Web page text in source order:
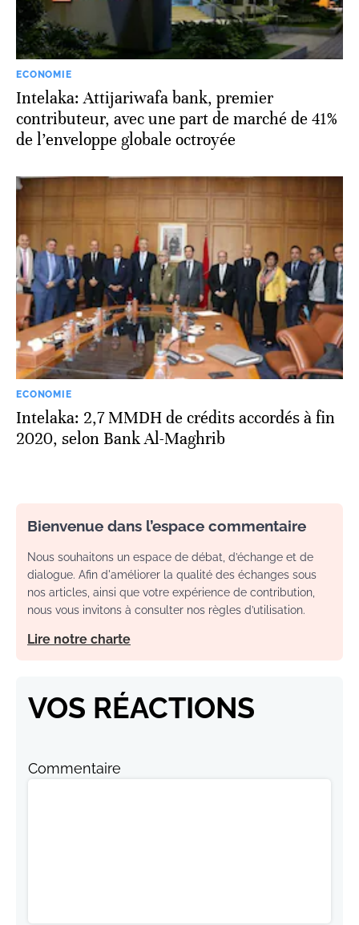
ECONOMIE
Intelaka: Attijariwafa bank, premier
contributeur, avec une part de marché de 41%
de l’enveloppe globale octroyée
ECONOMIE
Intelaka: 2,7 MMDH de crédits accordés à fin
2020, selon Bank Al-Maghrib
Bienvenue dans l’espace commentaire
Nous souhaitons un espace de débat, d’échange et de
dialogue. Afin d'améliorer la qualité des échanges sous
nos articles, ainsi que votre expérience de contribution,
nous vous invitons à consulter nos règles d’utilisation.
Lire notre charte
VOS RÉACTIONS
Commentaire